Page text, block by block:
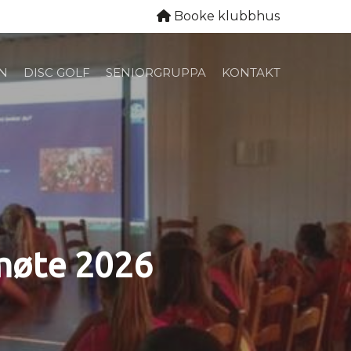
Booke klubbhus
DISC GOLF SENIORGRUPPA KONTAKT
2026